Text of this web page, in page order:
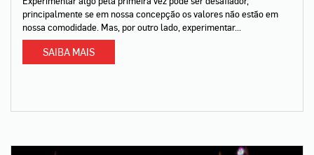
principalmente se em nossa concepção os valores não estão em
nossa comodidade. Mas, por outro lado, experimentar...
SAIBA MAIS